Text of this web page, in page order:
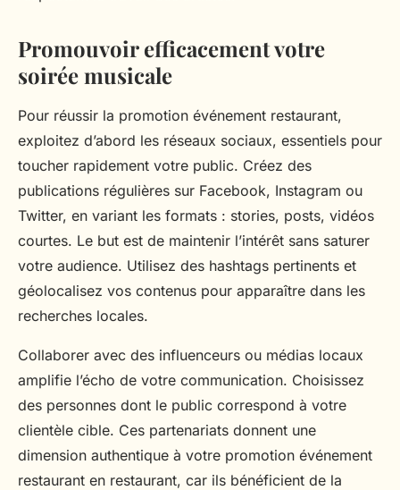
Promouvoir efficacement votre
soirée musicale
Pour réussir la promotion événement restaurant,
exploitez d’abord les réseaux sociaux, essentiels pour
toucher rapidement votre public. Créez des
publications régulières sur Facebook, Instagram ou
Twitter, en variant les formats : stories, posts, vidéos
courtes. Le but est de maintenir l’intérêt sans saturer
votre audience. Utilisez des hashtags pertinents et
géolocalisez vos contenus pour apparaître dans les
recherches locales.
Collaborer avec des influenceurs ou médias locaux
amplifie l’écho de votre communication. Choisissez
des personnes dont le public correspond à votre
clientèle cible. Ces partenariats donnent une
dimension authentique à votre promotion événement
restaurant en restaurant, car ils bénéficient de la